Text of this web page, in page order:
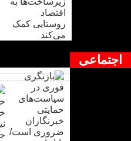
اجتماعی